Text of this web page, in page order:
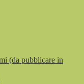
(da pubblicare in